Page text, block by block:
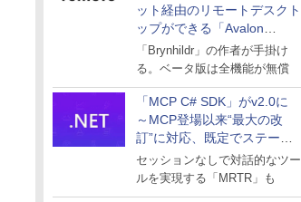
ット経由のリモートデスクト
ップができる「Avalon
remote」
「Brynhildr」の作者が手掛け
る。ベータ版は全機能が無償
「MCP C# SDK」がv2.0に
～MCP登場以来“最大の改
訂”に対応、既定でステート
レスへ
セッションなしで対話的なツー
ルを実現する「MRTR」も